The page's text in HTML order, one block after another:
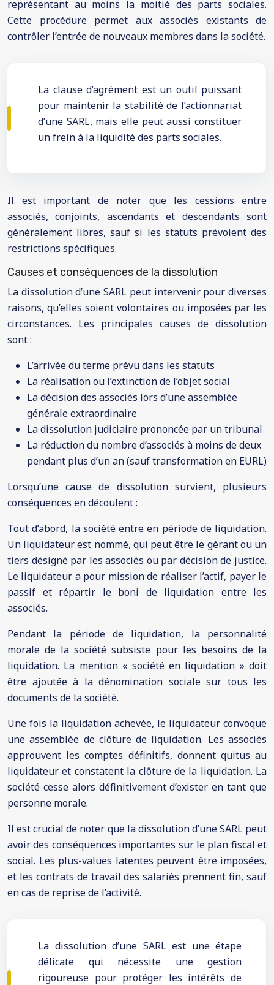
représentant au moins la moitié des parts sociales.
Cette procédure permet aux associés existants de
contrôler l’entrée de nouveaux membres dans la société.
La clause d’agrément est un outil puissant
pour maintenir la stabilité de l’actionnariat
d’une SARL, mais elle peut aussi constituer
un frein à la liquidité des parts sociales.
Il est important de noter que les cessions entre
associés, conjoints, ascendants et descendants sont
généralement libres, sauf si les statuts prévoient des
restrictions spécifiques.
Causes et conséquences de la dissolution
La dissolution d’une SARL peut intervenir pour diverses
raisons, qu’elles soient volontaires ou imposées par les
circonstances. Les principales causes de dissolution
sont :
L’arrivée du terme prévu dans les statuts
La réalisation ou l’extinction de l’objet social
La décision des associés lors d’une assemblée
générale extraordinaire
La dissolution judiciaire prononcée par un tribunal
La réduction du nombre d’associés à moins de deux
pendant plus d’un an (sauf transformation en EURL)
Lorsqu’une cause de dissolution survient, plusieurs
conséquences en découlent :
Tout d’abord, la société entre en période de liquidation.
Un liquidateur est nommé, qui peut être le gérant ou un
tiers désigné par les associés ou par décision de justice.
Le liquidateur a pour mission de réaliser l’actif, payer le
passif et répartir le boni de liquidation entre les
associés.
Pendant la période de liquidation, la personnalité
morale de la société subsiste pour les besoins de la
liquidation. La mention « société en liquidation » doit
être ajoutée à la dénomination sociale sur tous les
documents de la société.
Une fois la liquidation achevée, le liquidateur convoque
une assemblée de clôture de liquidation. Les associés
approuvent les comptes définitifs, donnent quitus au
liquidateur et constatent la clôture de la liquidation. La
société cesse alors définitivement d’exister en tant que
personne morale.
Il est crucial de noter que la dissolution d’une SARL peut
avoir des conséquences importantes sur le plan fiscal et
social. Les plus-values latentes peuvent être imposées,
et les contrats de travail des salariés prennent fin, sauf
en cas de reprise de l’activité.
La dissolution d’une SARL est une étape
délicate qui nécessite une gestion
rigoureuse pour protéger les intérêts de